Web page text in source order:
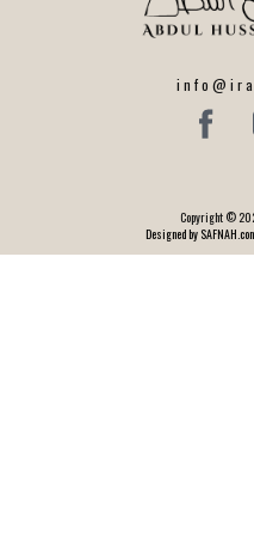
Copyright ©
Designed by